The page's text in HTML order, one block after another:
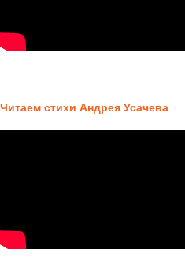
Читаем стихи Андрея Усачева